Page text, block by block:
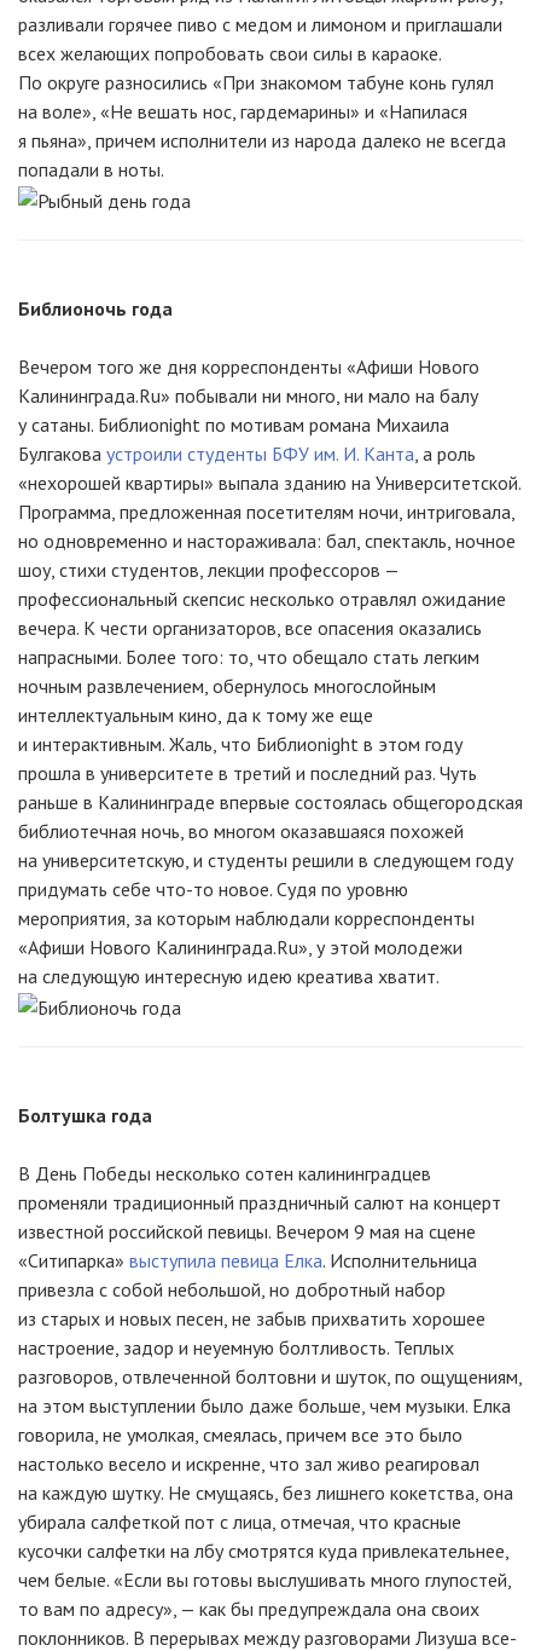
разливали горячее пиво с медом и лимоном и приглашали
всех желающих попробовать свои силы в караоке.
По округе разносились «При знакомом табуне конь гулял
на воле», «Не вешать нос, гардемарины» и «Напилася
я пьяна», причем исполнители из народа далеко не всегда
попадали в ноты.
Библионочь года
Вечером того же дня корреспонденты «Афиши Нового
Калининграда.Ru» побывали ни много, ни мало на балу
у сатаны. Библиоnight по мотивам романа Михаила
Булгакова устроили студенты БФУ им. И. Канта, а роль
«нехорошей квартиры» выпала зданию на Университетской.
Программа, предложенная посетителям ночи, интриговала,
но одновременно и настораживала: бал, спектакль, ночное
шоу, стихи студентов, лекции профессоров —
профессиональный скепсис несколько отравлял ожидание
вечера. К чести организаторов, все опасения оказались
напрасными. Более того: то, что обещало стать легким
ночным развлечением, обернулось многослойным
интеллектуальным кино, да к тому же еще
и интерактивным. Жаль, что Библиоnight в этом году
прошла в университете в третий и последний раз. Чуть
раньше в Калининграде впервые состоялась общегородская
библиотечная ночь, во многом оказавшаяся похожей
на университетскую, и студенты решили в следующем году
придумать себе что-то новое. Судя по уровню
мероприятия, за которым наблюдали корреспонденты
«Афиши Нового Калининграда.Ru», у этой молодежи
на следующую интересную идею креатива хватит.
Болтушка года
В День Победы несколько сотен калининградцев
променяли традиционный праздничный салют на концерт
известной российской певицы. Вечером 9 мая на сцене
«Ситипарка» выступила певица Елка. Исполнительница
привезла с собой небольшой, но добротный набор
из старых и новых песен, не забыв прихватить хорошее
настроение, задор и неуемную болтливость. Теплых
разговоров, отвлеченной болтовни и шуток, по ощущениям,
на этом выступлении было даже больше, чем музыки. Елка
говорила, не умолкая, смеялась, причем все это было
настолько весело и искренне, что зал живо реагировал
на каждую шутку. Не смущаясь, без лишнего кокетства, она
убирала салфеткой пот с лица, отмечая, что красные
кусочки салфетки на лбу смотрятся куда привлекательнее,
чем белые. «Если вы готовы выслушивать много глупостей,
то вам по адресу», — как бы предупреждала она своих
поклонников. В перерывах между разговорами Лизуша все-